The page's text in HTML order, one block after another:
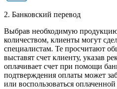
2. Банковский перевод
Выбрав необходимую
количеством, клиенты могут
специалистам. Те просчитают
выставят счет клиенту, указав
оплачивает счет при помощи
подтверждения оплаты может
или воспользоваться